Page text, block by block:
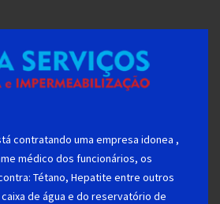
contratando uma empresa idonea ,
médico dos funcionários, os
Tétano, Hepatite entre outros
de água e do reservatório de